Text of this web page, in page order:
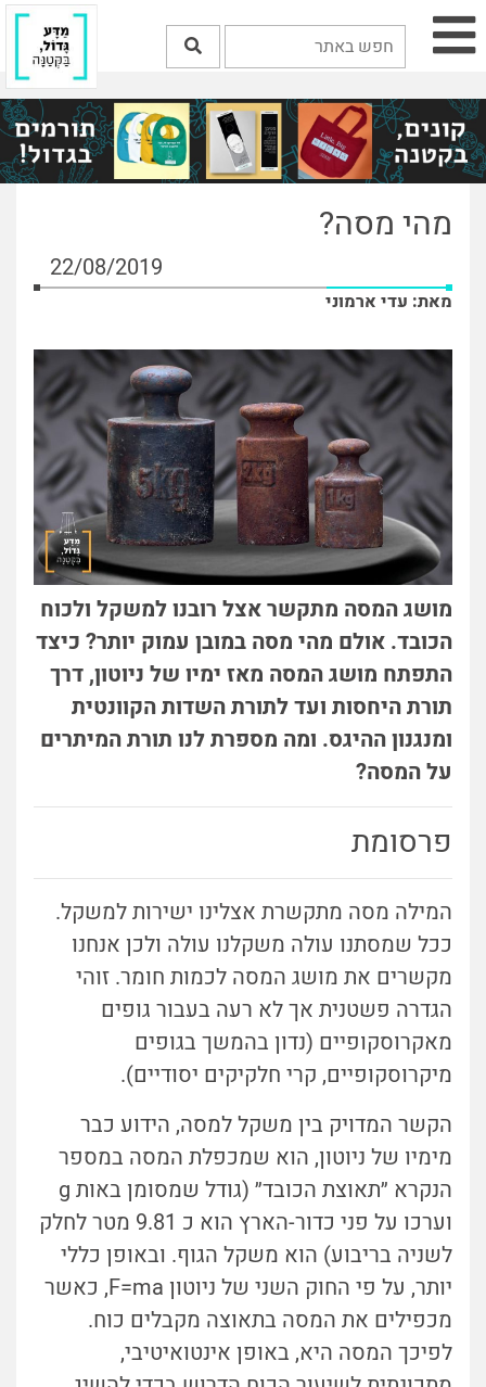
מהי מסה?
22/08/2019
מאת: עדי ארמוני
מושג המסה מתקשר אצל רובנו למשקל ולכוח
הכובד. אולם מהי מסה במובן עמוק יותר? כיצד
התפתח מושג המסה מאז ימיו של ניוטון, דרך
תורת היחסות ועד לתורת השדות הקוונטית
ומנגנון ההיגס. ומה מספרת לנו תורת המיתרים
על המסה?
פרסומת
המילה מסה מתקשרת אצלינו ישירות למשקל.
ככל שמסתנו עולה משקלנו עולה ולכן אנחנו
מקשרים את מושג המסה לכמות חומר. זוהי
הגדרה פשטנית אך לא רעה בעבור גופים
מאקרוסקופיים (נדון בהמשך בגופים
מיקרוסקופיים, קרי חלקיקים יסודיים).
הקשר המדויק בין משקל למסה, הידוע כבר
מימיו של ניוטון, הוא שמכפלת המסה במספר
הנקרא ״תאוצת הכובד״ (גודל שמסומן באות g
וערכו על פני כדור-הארץ הוא כ 9.81 מטר לחלק
לשניה בריבוע) הוא משקל הגוף. ובאופן כללי
יותר, על פי החוק השני של ניוטון F=ma, כאשר
מכפילים את המסה בתאוצה מקבלים כוח.
לפיכך המסה היא, באופן אינטואיטיבי,